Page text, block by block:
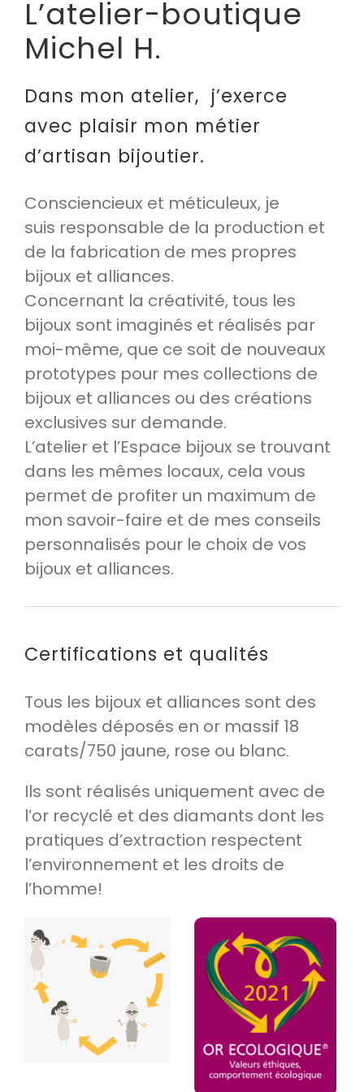
L’atelier-boutique
Michel H.
Dans mon atelier, j’exerce
avec plaisir mon métier
d’artisan bijoutier.
Consciencieux et méticuleux, je
suis responsable de la production et
de la fabrication de mes propres
bijoux et alliances.
Concernant la créativité, tous les
bijoux sont imaginés et réalisés par
moi-même, que ce soit de nouveaux
prototypes pour mes collections de
bijoux et alliances ou des créations
exclusives sur demande.
L’atelier et l’Espace bijoux se trouvant
dans les mêmes locaux, cela vous
permet de profiter un maximum de
mon savoir-faire et de mes conseils
personnalisés pour le choix de vos
bijoux et alliances.
Certifications et qualités
Tous les bijoux et alliances sont des
modèles déposés en or massif 18
carats/750 jaune, rose ou blanc.
Ils sont réalisés uniquement avec de
l’or recyclé et des diamants dont les
pratiques d’extraction respectent
l’environnement et les droits de
l’homme!